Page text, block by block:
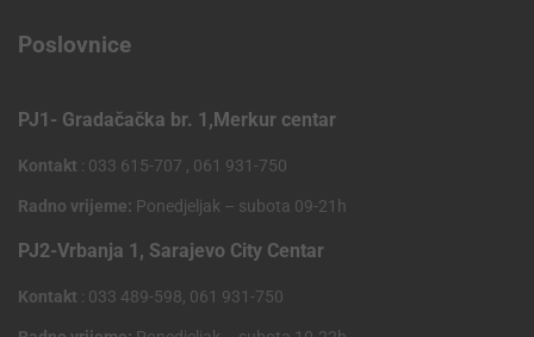
Poslovnice
PJ1- Gradačačka br. 1,Merkur centar
Kontakt : 033 615-707 , 061 931-750
Radno vrijeme: Ponedjeljak – subota 09-21h
PJ2-Vrbanja 1, Sarajevo City Centar
Kontakt : 033 489-598, 061 931-750